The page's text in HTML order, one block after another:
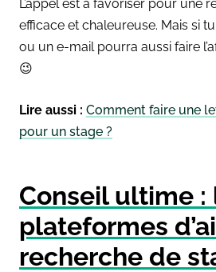
L’appel est à favoriser pour une
efficace et chaleureuse. Mais si
ou un e-mail pourra aussi faire
😉
Lire aussi : Comment faire une
pour un stage ?
Conseil ultime :
plateformes
recherche de